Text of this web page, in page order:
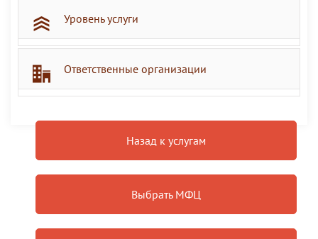
Уровень услуги
Ответственные организации
Назад к услугам
Выбрать МФЦ